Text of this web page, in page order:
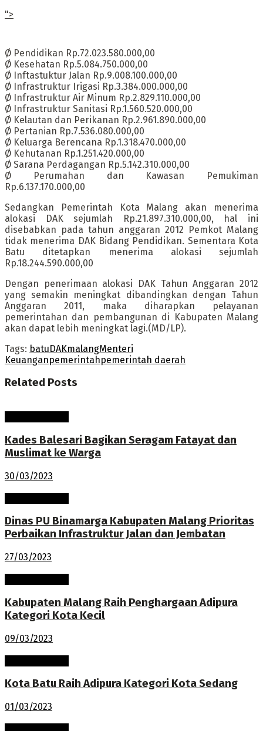
">
Ø Pendidikan Rp.72.023.580.000,00
Ø Kesehatan Rp.5.084.750.000,00
Ø Inftastuktur Jalan Rp.9.008.100.000,00
Ø Infrastruktur Irigasi Rp.3.384.000.000,00
Ø Infrastruktur Air Minum Rp.2.829.110.000,00
Ø Infrastruktur Sanitasi Rp.1.560.520.000,00
Ø Kelautan dan Perikanan Rp.2.961.890.000,00
Ø Pertanian Rp.7.536.080.000,00
Ø Keluarga Berencana Rp.1.318.470.000,00
Ø Kehutanan Rp.1.251.420.000,00
Ø Sarana Perdagangan Rp.5.142.310.000,00
Ø Perumahan dan Kawasan Pemukiman
Rp.6.137.170.000,00
Sedangkan Pemerintah Kota Malang akan menerima
alokasi DAK sejumlah Rp.21.897.310.000,00, hal ini
disebabkan pada tahun anggaran 2012 Pemkot Malang
tidak menerima DAK Bidang Pendidikan. Sementara Kota
Batu ditetapkan menerima alokasi sejumlah
Rp.18.244.590.000,00
Dengan penerimaan alokasi DAK Tahun Anggaran 2012
yang semakin meningkat dibandingkan dengan Tahun
Anggaran 2011, maka diharapkan pelayanan
pemerintahan dan pembangunan di Kabupaten Malang
akan dapat lebih meningkat lagi.(MD/LP).
Tags: batuDAKmalangMenteri
Keuanganpemerintahpemerintah daerah
Related Posts
Kades Balesari Bagikan Seragam Fatayat dan
Muslimat ke Warga
30/03/2023
Dinas PU Binamarga Kabupaten Malang Prioritas
Perbaikan Infrastruktur Jalan dan Jembatan
27/03/2023
Kabupaten Malang Raih Penghargaan Adipura
Kategori Kota Kecil
09/03/2023
Kota Batu Raih Adipura Kategori Kota Sedang
01/03/2023